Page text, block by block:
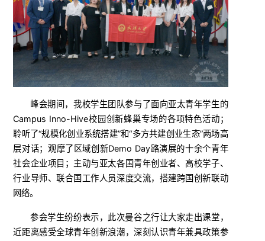
峰会期间，我校学生团队参与了面向亚太青年学生的
Campus Inno-Hive校园创新蜂巢专场的各项特色活动；
聆听了“规模化创业系统搭建”和“多方共建创业生态”两场高
层对话；观摩了区域创新Demo Day路演展的十余个青年
社会企业项目；主动与亚太各国青年创业者、高校学子、
行业导师、联合国工作人员深度交流，搭建跨国创新联动
网络。
参会学生纷纷表示，此次曼谷之行让大家走出课堂，
近距离感受全球青年创新浪潮，深刻认识青年兼具政策参